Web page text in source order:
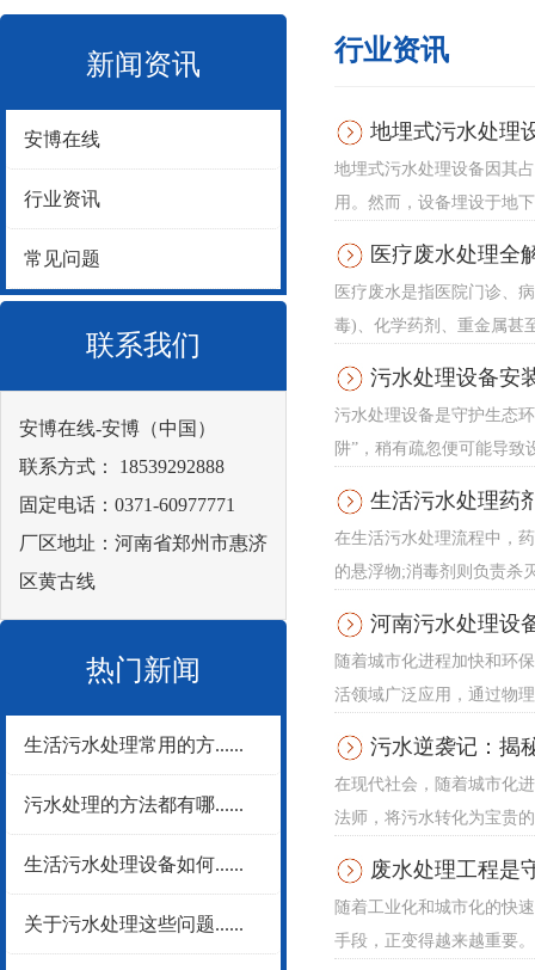
新闻资讯
安博在线
行业资讯
常见问题
联系我们
安博在线-安博（中国）
联系方式： 18539292888
固定电话：0371-60977771
厂区地址：河南省郑州市惠济
区黄古线
热门新闻
生活污水处理常用的方......
污水处理的方法都有哪......
生活污水处理设备如何......
关于污水处理这些问题......
行业资讯
地埋式污水处理
地埋式污水处理设备因其
用。然而，设备埋设于地
医疗废水处理全
医疗废水是指医院门诊、
毒)、化学药剂、重金属甚
污水处理设备安
污水处理设备是守护生态
阱”，稍有疏忽便可能导
生活污水处理药
在生活污水处理流程中，
的悬浮物;消毒剂则负责杀
河南污水处理设
随着城市化进程加快和环
活领域广泛应用，通过物
污水逆袭记：揭
在现代社会，随着城市化
法师，将污水转化为宝贵
废水处理工程是
随着工业化和城市化的快
手段，正变得越来越重要